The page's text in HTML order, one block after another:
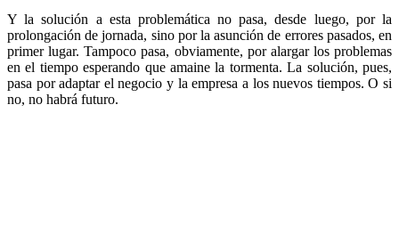
Y la solución a esta problemática no pasa, desde luego, por la
prolongación de jornada, sino por la asunción de errores pasados, en
primer lugar. Tampoco pasa, obviamente, por alargar los problemas
en el tiempo esperando que amaine la tormenta. La solución, pues,
pasa por adaptar el negocio y la empresa a los nuevos tiempos. O si
no, no habrá futuro.